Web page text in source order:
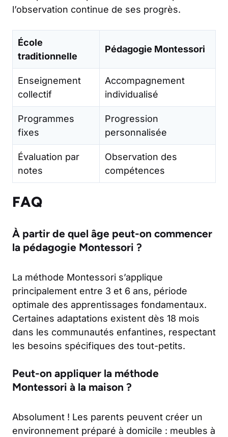
l’observation continue de ses progrès.
École
traditionnelle
Pédagogie Montessori
Enseignement
collectif
Accompagnement
individualisé
Programmes
fixes
Progression
personnalisée
Évaluation par
notes
Observation des
compétences
FAQ
À partir de quel âge peut-on commencer
la pédagogie Montessori ?
La méthode Montessori s’applique
principalement entre 3 et 6 ans, période
optimale des apprentissages fondamentaux.
Certaines adaptations existent dès 18 mois
dans les communautés enfantines, respectant
les besoins spécifiques des tout-petits.
Peut-on appliquer la méthode
Montessori à la maison ?
Absolument ! Les parents peuvent créer un
environnement préparé à domicile : meubles à